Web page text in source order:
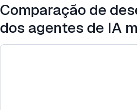
Comparação de
dos agentes de IA